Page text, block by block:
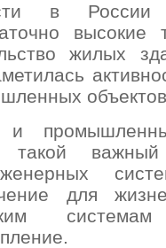
в России
высокие
жилых
и
такой
для
системам